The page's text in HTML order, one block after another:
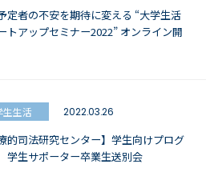
定者の不安を期待に変える “大学生活
トアップセミナー2022” オンライン開
生生活 2022.03.26
的司法研究センター】学生向けプログ
生サポーター卒業生送別会